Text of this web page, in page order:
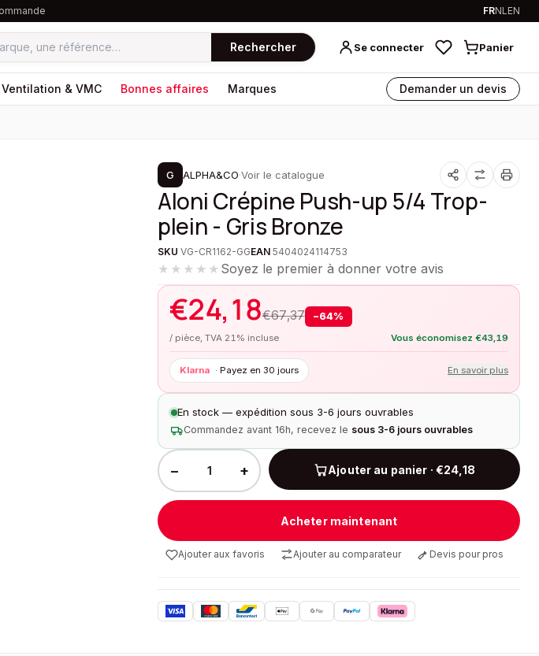
FRNLEN
Rechercher Se connecter Panier
Ventilation & VMC Bonnes affaires Marques Demander un devis
G ALPHA&CO·Voir le catalogue
Aloni Crépine Push-up 5/4 Trop-
plein - Gris Bronze
SKU VG-CR1162-GGEAN 5404024114753
★★★★★ Soyez le premier à donner votre avis
€24,18€67,37 −64%
/ pièce, TVA 21% incluse Vous économisez €43,19
Klarna · Payez en 30 jours En savoir plus
En stock — expédition sous 3-6 jours ouvrables
Commandez avant 16h, recevez le sous 3-6 jours ouvrables
− + Ajouter au panier · €24,18
Acheter maintenant
Ajouter aux favoris Ajouter au comparateur Devis pour pros